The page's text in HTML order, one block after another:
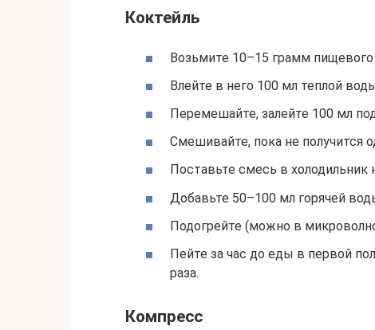
Коктейль
Возьмите 10–15 грамм пищевого
Влейте в него 100 мл теплой
Перемешайте, залейте 100 мл
Смешивайте, пока не получится
Поставьте смесь в холодильник
Добавьте 50–100 мл горячей
Подогрейте (можно в
Пейте за час до еды в первой
раза.
Компресс